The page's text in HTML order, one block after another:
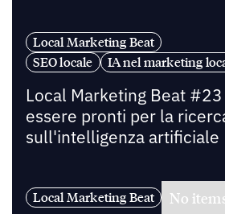
Local Marketing Beat
SEO locale
IA nel marketing
Local Marketing Beat
essere pronti per la
sull'intelligenza artificiale
Local Marketing Beat No